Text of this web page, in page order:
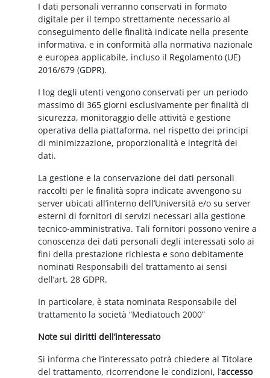
I dati personali verranno conservati in formato
digitale per il tempo strettamente necessario al
conseguimento delle finalità indicate nella presente
informativa, e in conformità alla normativa nazionale
e europea applicabile, incluso il Regolamento (UE)
2016/679 (GDPR).
I log degli utenti vengono conservati per un periodo
massimo di 365 giorni esclusivamente per finalità di
sicurezza, monitoraggio delle attività e gestione
operativa della piattaforma, nel rispetto dei principi
di minimizzazione, proporzionalità e integrità dei
dati.
La gestione e la conservazione dei dati personali
raccolti per le finalità sopra indicate avvengono su
server ubicati all’interno dell’Università e/o su server
esterni di fornitori di servizi necessari alla gestione
tecnico-amministrativa. Tali fornitori possono venire a
conoscenza dei dati personali degli interessati solo ai
fini della prestazione richiesta e sono debitamente
nominati Responsabili del trattamento ai sensi
dell’art. 28 GDPR.
In particolare, è stata nominata Responsabile del
trattamento la società “Mediatouch 2000”
Note sui diritti dell’interessato
Si informa che l’interessato potrà chiedere al Titolare
del trattamento, ricorrendone le condizioni, l’accesso